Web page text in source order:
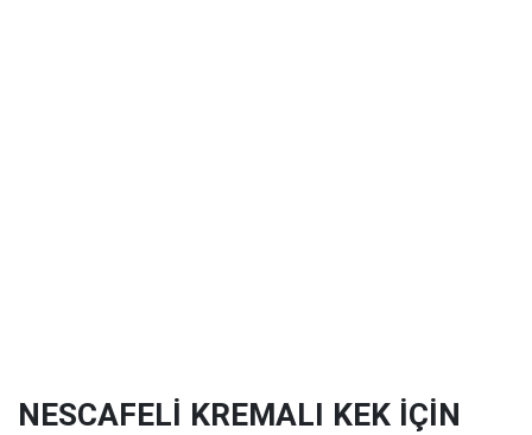
NESCAFELİ KREMALI KEK İÇİN